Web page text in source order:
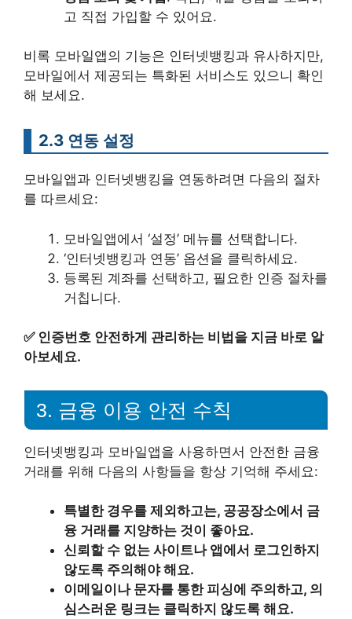
고 직접 가입할 수 있어요.
비록 모바일앱의 기능은 인터넷뱅킹과 유사하지만,
모바일에서 제공되는 특화된 서비스도 있으니 확인
해 보세요.
2.3 연동 설정
모바일앱과 인터넷뱅킹을 연동하려면 다음의 절차
를 따르세요:
모바일앱에서 ‘설정’ 메뉴를 선택합니다.
‘인터넷뱅킹과 연동’ 옵션을 클릭하세요.
등록된 계좌를 선택하고, 필요한 인증 절차를
거칩니다.
✅ 인증번호 안전하게 관리하는 비법을 지금 바로 알
아보세요.
3. 금융 이용 안전 수칙
인터넷뱅킹과 모바일앱을 사용하면서 안전한 금융
거래를 위해 다음의 사항들을 항상 기억해 주세요:
특별한 경우를 제외하고는, 공공장소에서 금
융 거래를 지양하는 것이 좋아요.
신뢰할 수 없는 사이트나 앱에서 로그인하지
않도록 주의해야 해요.
이메일이나 문자를 통한 피싱에 주의하고, 의
심스러운 링크는 클릭하지 않도록 해요.